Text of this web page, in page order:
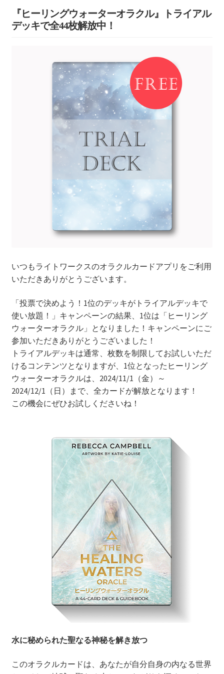
『ヒーリングウォーターオラクル』トライアル
デッキで全44枚解放中！
いつもライトワークスのオラクルカードアプリをご利用
いただきありがとうございます。
「投票で決めよう！1位のデッキがトライアルデッキで
使い放題！」キャンペーンの結果、1位は「ヒーリング
ウォーターオラクル」となりました！キャンペーンにご
参加いただきありがとうございました！
トライアルデッキは通常、枚数を制限してお試しいただ
けるコンテンツとなりますが、1位となったヒーリング
ウォーターオラクルは、2024/11/1（金）～
2024/12/1（日）まで、全カードが解放となります！
この機会にぜひお試しくださいね！
水に秘められた聖なる神秘を解き放つ
このオラクルカードは、あなたが自分自身の内なる世界